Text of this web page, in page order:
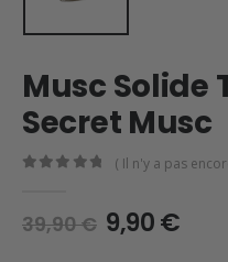
Musc Solide
Secret Musc
( Il n'y a pas
39,90€ Le
9,90€Le